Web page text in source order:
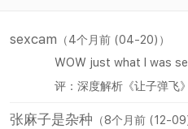
sexcam （4个月前 (04-20)）
WOW just what I was
评：深度解析《让子弹飞》
张麻子是杂种 （8个月前 (12-09)